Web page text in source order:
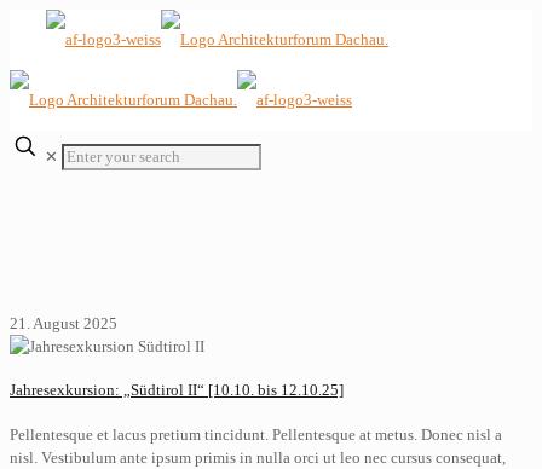
✕
21. August 2025
Jahresexkursion: „Südtirol II“ [10.10. bis 12.10.25]
Pellentesque et lacus pretium tincidunt. Pellentesque at metus. Donec nisl a
nisl. Vestibulum ante ipsum primis in nulla orci ut leo nec cursus consequat,